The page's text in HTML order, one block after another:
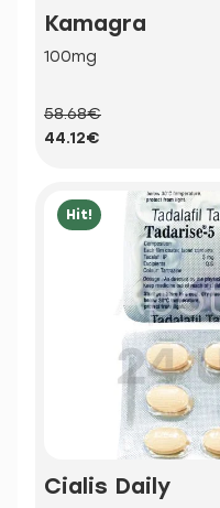
Kamagra
100mg
58.68€
44.12€
Hit!
Cialis Daily